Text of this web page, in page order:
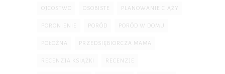
OJCOSTWO OSOBISTE PLANOWANIE CIĄŻY
PORONIENIE PORÓD PORÓD W DOMU
POŁOŻNA PRZEDSIĘBIORCZA MAMA
RECENZJA KSIĄŻKI RECENZJE